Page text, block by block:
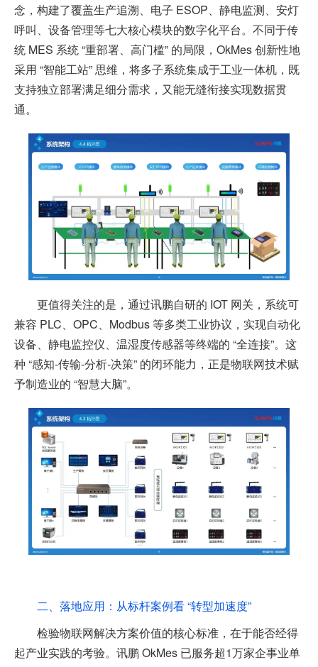
念，构建了覆盖生产追溯、电子 ESOP、静电监测、安灯
呼叫、设备管理等七大核心模块的数字化平台。不同于传
统 MES 系统 “重部署、高门槛” 的局限，OkMes 创新性地
采用 “智能工站” 思维，将多子系统集成于工业一体机，既
支持独立部署满足细分需求，又能无缝衔接实现数据贯
通。
更值得关注的是，通过讯鹏自研的 IOT 网关，系统可
兼容 PLC、OPC、Modbus 等多类工业协议，实现自动化
设备、静电监控仪、温湿度传感器等终端的 “全连接”。这
种 “感知-传输-分析-决策” 的闭环能力，正是物联网技术赋
予制造业的 “智慧大脑”。
二、落地应用：从标杆案例看 “转型加速度”
检验物联网解决方案价值的核心标准，在于能否经得
起产业实践的考验。讯鹏 OkMes 已服务超1万家企事业单